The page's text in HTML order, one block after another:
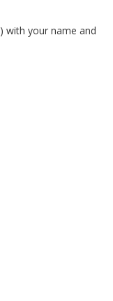
) with your name and